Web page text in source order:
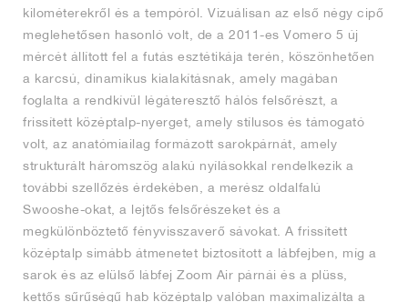
kilométerekről és a tempóról. Vizuálisan az első négy cipő
meglehetősen hasonló volt, de a 2011-es Vomero 5 új
mércét állított fel a futás esztétikája terén, köszönhetően
a karcsú, dinamikus kialakításnak, amely magában
foglalta a rendkívül légáteresztő hálós felsőrészt, a
frissített középtalp-nyerget, amely stílusos és támogató
volt, az anatómiailag formázott sarokpárnát, amely
strukturált háromszög alakú nyílásokkal rendelkezik a
további szellőzés érdekében, a merész oldalfalú
Swooshe-okat, a lejtős felsőrészeket és a
megkülönböztető fényvisszaverő sávokat. A frissített
középtalp simább átmenetet biztosított a lábfejben, míg a
sarok és az elülső lábfej Zoom Air párnái és a plüss,
kettős sűrűségű hab középtalp valóban maximalizálta a